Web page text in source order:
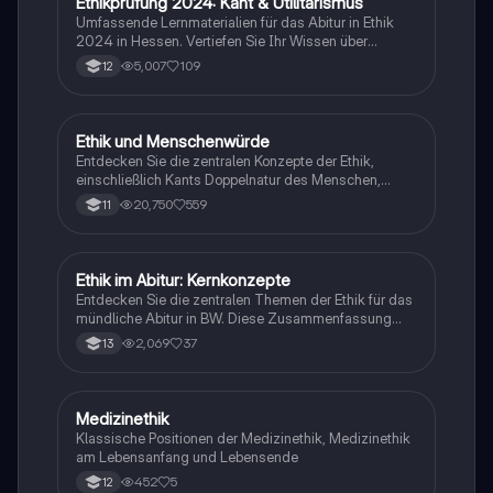
Umfassende Lernmaterialien für das Abitur in Ethik
2024 in Hessen. Vertiefen Sie Ihr Wissen über
zentrale Theorien wie den Utilitarismus von Bentham
und Mill, Kants kategorischen Imperativ, sowie die
Menschenrechte werden ebenfalls behandelt. Ideal
für die Vorbereitung auf Prüfungen und das
Verständnis ethischer Grundpositionen.
12 5,007 109
Philosophie
Ethik und Menschenwürde
Entdecken Sie die zentralen Konzepte der Ethik,
einschließlich Kants Doppelnatur des Menschen,
Utilitarismus, Medizinethik und die Theorien von
Aristoteles und Singer. Diese Zusammenfassung
Ideal für das Abitur in Ethik.
11 20,750 559
Philosophie
Ethik im Abitur: Kernkonzepte
Entdecken Sie die zentralen Themen der Ethik für das
mündliche Abitur in BW. Diese Zusammenfassung
behandelt die Grundlagen der philosophischen Ethik,
Moralkritik, Freiheit und Selbstverständnis des
werden Verantwortungs- und angewandte Ethik
sowie Religionskritik behandelt. Ideal für die
Prüfungsvorbereitung.
13 2,069 37
Philosophie
Medizinethik
Klassische Positionen der Medizinethik, Medizinethik
am Lebensanfang und Lebensende
12 452 5